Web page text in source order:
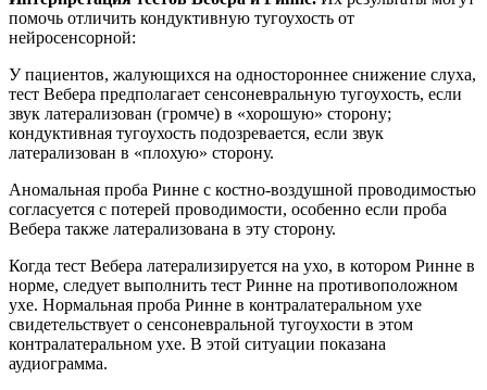
помочь отличить кондуктивную тугоухость от
нейросенсорной:
У пациентов, жалующихся на одностороннее снижение слуха,
тест Вебера предполагает сенсоневральную тугоухость, если
звук латерализован (громче) в «хорошую» сторону;
кондуктивная тугоухость подозревается, если звук
латерализован в «плохую» сторону.
Аномальная проба Ринне с костно-воздушной проводимостью
согласуется с потерей проводимости, особенно если проба
Вебера также латерализована в эту сторону.
Когда тест Вебера латерализируется на ухо, в котором Ринне в
норме, следует выполнить тест Ринне на противоположном
ухе. Нормальная проба Ринне в контралатеральном ухе
свидетельствует о сенсоневральной тугоухости в этом
контралатеральном ухе. В этой ситуации показана
аудиограмма.